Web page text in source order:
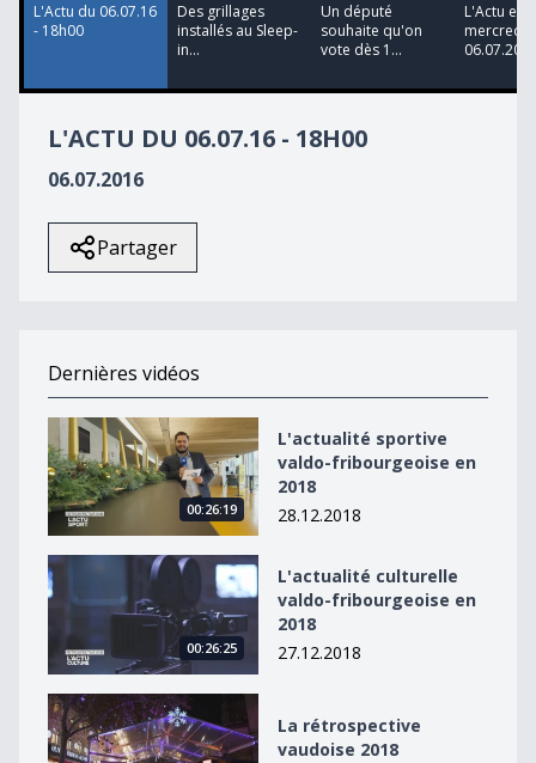
L'Actu du 06.07.16
- 18h00
Des grillages
installés au Sleep-
in...
Un député
souhaite qu'on
vote dès 1...
L'Actu en
mercredi
06.07.20...
L'ACTU DU 06.07.16 - 18H00
06.07.2016
Partager
Dernières vidéos
L&#039;actualité sportive valdo-fribourgeoise en 2018
00:26:19
L'actualité sportive
valdo-fribourgeoise en
2018
28.12.2018
L&#039;actualité culturelle valdo-fribourgeoise en
00:26:25
L'actualité culturelle
valdo-fribourgeoise en
2018
27.12.2018
La rétrospective vaudoise 2018
La rétrospective
vaudoise 2018